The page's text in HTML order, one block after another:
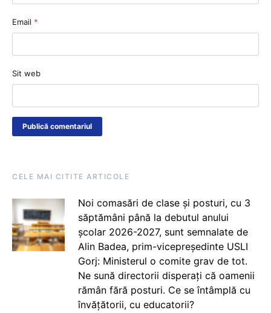
Email *
Sit web
CELE MAI CITITE ARTICOLE
Noi comasări de clase și posturi, cu 3
săptămâni până la debutul anului
școlar 2026-2027, sunt semnalate de
Alin Badea, prim-vicepreședinte USLI
Gorj: Ministerul o comite grav de tot.
Ne sună directorii disperați că oamenii
rămân fără posturi. Ce se întâmplă cu
învățătorii, cu educatorii?